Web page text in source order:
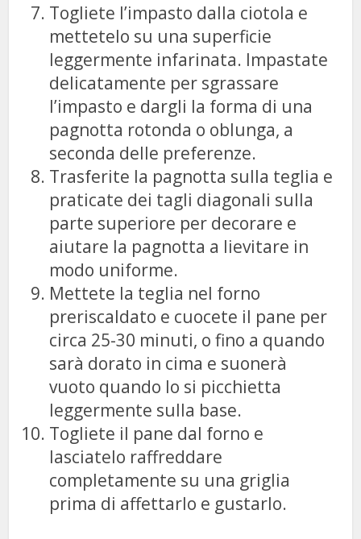
Togliete l’impasto dalla ciotola e
mettetelo su una superficie
leggermente infarinata. Impastate
delicatamente per sgrassare
l’impasto e dargli la forma di una
pagnotta rotonda o oblunga, a
seconda delle preferenze.
Trasferite la pagnotta sulla teglia e
praticate dei tagli diagonali sulla
parte superiore per decorare e
aiutare la pagnotta a lievitare in
modo uniforme.
Mettete la teglia nel forno
preriscaldato e cuocete il pane per
circa 25-30 minuti, o fino a quando
sarà dorato in cima e suonerà
vuoto quando lo si picchietta
leggermente sulla base.
Togliete il pane dal forno e
lasciatelo raffreddare
completamente su una griglia
prima di affettarlo e gustarlo.